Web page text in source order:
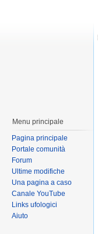
Menu principale
Pagina principale
Portale comunità
Forum
Ultime modifiche
Una pagina a caso
Canale YouTube
Links ufologici
Aiuto